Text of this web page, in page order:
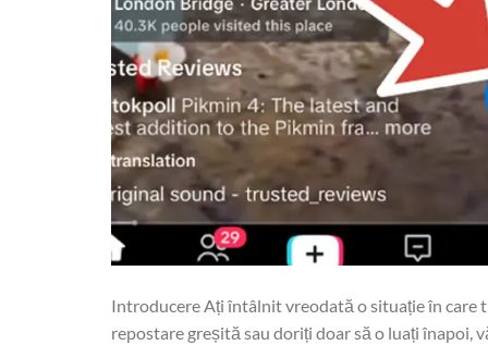
Introducere Ați întâlnit vreodată o situație în care
repostare greșită sau doriți doar să o luați înapoi,